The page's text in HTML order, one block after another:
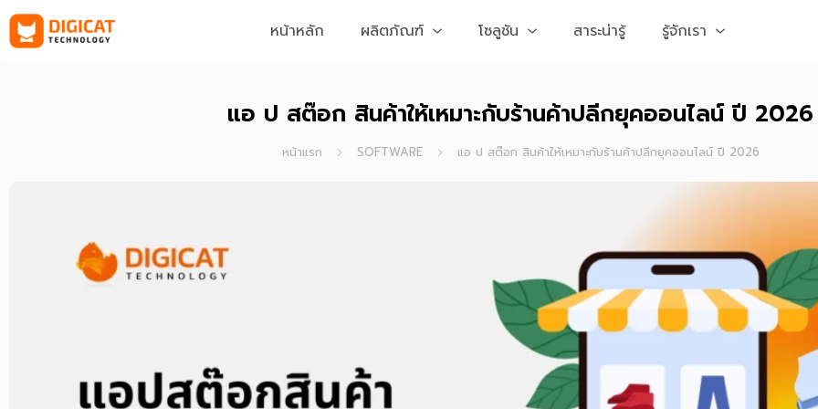
Skip
หน้าหลัก ผลิตภัณฑ์ โซลูชัน สาระน่ารู้ รู้จักเรา
แอ ป สต๊อก สินค้าให้เหมาะกับร้านค้าปลีกยุคออนไลน์ ปี 2026
หน้าแรก SOFTWARE แอ ป สต๊อก สินค้าให้เหมาะกับร้านค้าปลีกยุคออนไลน์ ปี 2026